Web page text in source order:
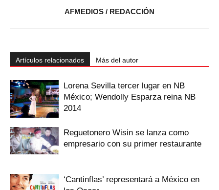
AFMEDIOS / REDACCIÓN
Artículos relacionados Más del autor
Lorena Sevilla tercer lugar en NB
México; Wendolly Esparza reina NB
2014
Reguetonero Wisin se lanza como
empresario con su primer restaurante
‘Cantinflas’ representará a México en